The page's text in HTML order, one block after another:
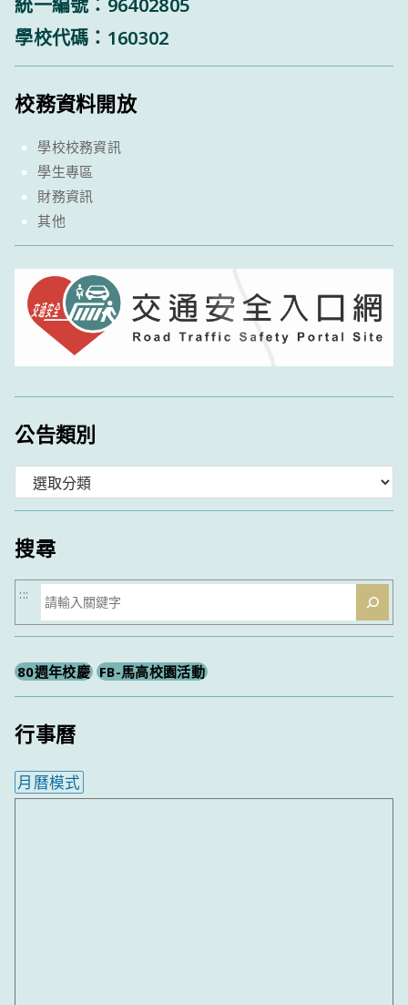
學校代碼：160302
校務資料開放
學校校務資訊
學生專區
財務資訊
其他
公告類別
類
搜尋
搜
尋
:::
80週年校慶 FB-馬高校園活動
行事曆
月曆模式